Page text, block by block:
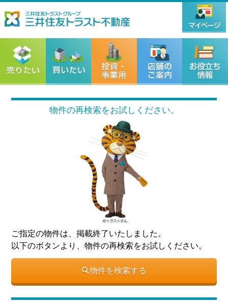
物件の再検索をお試しください。
ご指定の物件は、掲載終了いたしました。
以下のボタンより、物件の再検索をお試しください。
物件を検索する